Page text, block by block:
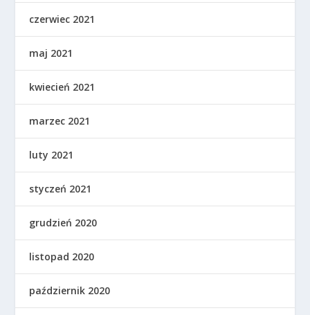
czerwiec 2021
maj 2021
kwiecień 2021
marzec 2021
luty 2021
styczeń 2021
grudzień 2020
listopad 2020
październik 2020